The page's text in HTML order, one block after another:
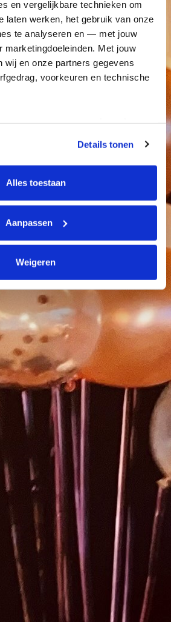
en vergelijkbare technieken om
laten werken, het gebruik van onze
te analyseren en — met jouw
Met jouw
wij en onze partners gegevens
voorkeuren en technische
op elk moment wijzigen of
onderaan de pagina. De
vinden in het tabblad “details”.
Details tonen
Alles toestaan
Aanpassen
Weigeren